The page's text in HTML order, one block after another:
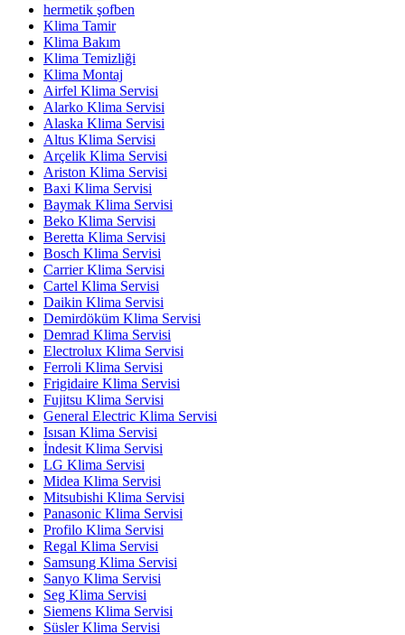
hermetik şofben
Klima Tamir
Klima Bakım
Klima Temizliği
Klima Montaj
Airfel Klima Servisi
Alarko Klima Servisi
Alaska Klima Servisi
Altus Klima Servisi
Arçelik Klima Servisi
Ariston Klima Servisi
Baxi Klima Servisi
Baymak Klima Servisi
Beko Klima Servisi
Beretta Klima Servisi
Bosch Klima Servisi
Carrier Klima Servisi
Cartel Klima Servisi
Daikin Klima Servisi
Demirdöküm Klima Servisi
Demrad Klima Servisi
Electrolux Klima Servisi
Ferroli Klima Servisi
Frigidaire Klima Servisi
Fujitsu Klima Servisi
General Electric Klima Servisi
Isısan Klima Servisi
İndesit Klima Servisi
LG Klima Servisi
Midea Klima Servisi
Mitsubishi Klima Servisi
Panasonic Klima Servisi
Profilo Klima Servisi
Regal Klima Servisi
Samsung Klima Servisi
Sanyo Klima Servisi
Seg Klima Servisi
Siemens Klima Servisi
Süsler Klima Servisi